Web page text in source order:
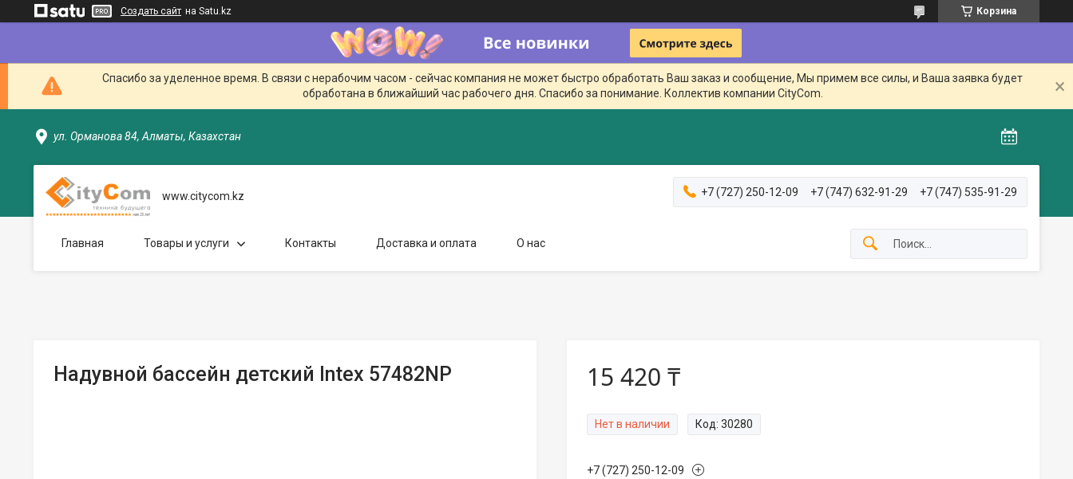
Создать сайт на Satu.kz Корзина
Спасибо за уделенное время. В связи с нерабочим часом - сейчас компания не может быстро обработать Ваш заказ и сообщение, Мы примем все силы, и Ваша заявка будет
обработана в ближайший час рабочего дня. Спасибо за понимание. Коллектив компании CityCom.
ул. Орманова 84, Алматы, Казахстан
www.citycom.kz +7 (727) 250-12-09 +7 (747) 632-91-29 +7 (747) 535-91-29
Главная Товары и услуги Контакты Доставка и оплата О нас
Надувной бассейн детский Intex 57482NP 15 420 ₸
Нет в наличии Код: 30280
+7 (727) 250-12-09